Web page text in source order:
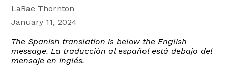
LaRae Thornton
January 11, 2024
The Spanish translation is below the English
message. La traducción al español está debajo del
mensaje en inglés.